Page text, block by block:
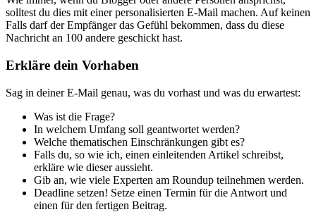
solltest du dies mit einer personalisierten E-Mail machen. Auf keinen
Falls darf der Empfänger das Gefühl bekommen, dass du diese
Nachricht an 100 andere geschickt hast.
Erkläre dein Vorhaben
Sag in deiner E-Mail genau, was du vorhast und was du erwartest:
Was ist die Frage?
In welchem Umfang soll geantwortet werden?
Welche thematischen Einschränkungen gibt es?
Falls du, so wie ich, einen einleitenden Artikel schreibst,
erkläre wie dieser aussieht.
Gib an, wie viele Experten am Roundup teilnehmen werden.
Deadline setzen! Setze einen Termin für die Antwort und
einen für den fertigen Beitrag.